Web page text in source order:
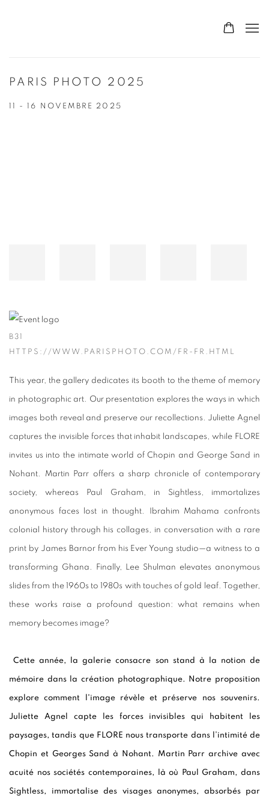
PARIS PHOTO 2025
11 - 16 NOVEMBRE 2025
B31
HTTPS://WWW.PARISPHOTO.COM/FR-FR.HTML
This year, the gallery dedicates its booth to the theme of memory
in photographic art. Our presentation explores the ways in which
images both reveal and preserve our recollections. Juliette Agnel
captures the invisible forces that inhabit landscapes, while FLORE
invites us into the intimate world of Chopin and George Sand in
Nohant. Martin Parr offers a sharp chronicle of contemporary
society, whereas Paul Graham, in Sightless, immortalizes
anonymous faces lost in thought. Ibrahim Mahama confronts
colonial history through his collages, in conversation with a rare
print by James Barnor from his Ever Young studio—a witness to a
transforming Ghana. Finally, Lee Shulman elevates anonymous
slides from the 1960s to 1980s with touches of gold leaf. Together,
these works raise a profound question: what remains when
memory becomes image?
Cette année, la galerie consacre son stand à la notion de
mémoire dans la création photographique. Notre proposition
explore comment l'image révèle et préserve nos souvenirs.
Juliette Agnel capte les forces invisibles qui habitent les
paysages, tandis que FLORE nous transporte dans l’intimité de
Chopin et Georges Sand à Nohant. Martin Parr archive avec
acuité nos sociétés contemporaines, là où Paul Graham, dans
Sightless, immortalise des visages anonymes, absorbés par